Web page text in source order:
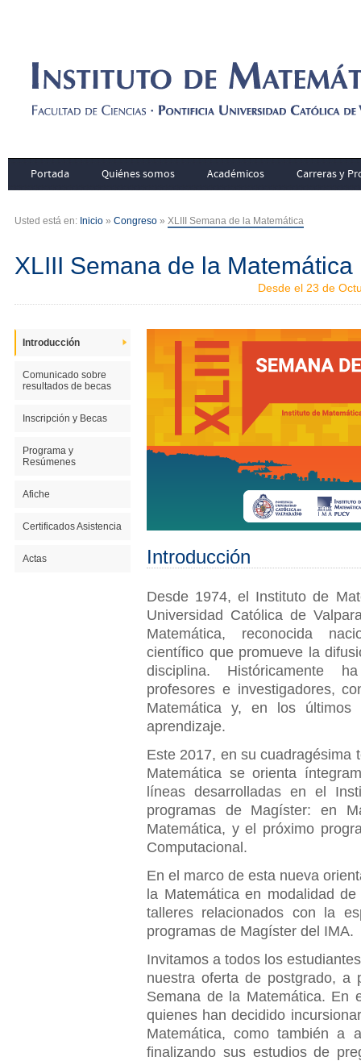
Portada Quiénes somos Académicos Carreras y
Usted está en: Inicio » Congreso » XLIII Semana de la Matemática
XLIII Semana de la Matemática
Desde el 23 de
Introducción
Comunicado sobre
resultados de becas
Inscripción y Becas
Programa y
Resúmenes
Afiche
Certificados Asistencia
Actas Introducción
Desde 1974, el Instituto de
Universidad Católica de
Matemática, reconocida
científico que promueve la
disciplina. Históricamente
profesores e investigadores,
Matemática y, en los
aprendizaje.
Este 2017, en su cuadragésima
Matemática se orienta
líneas desarrolladas en el
programas de Magíster: en
Matemática, y el próximo
Computacional.
En el marco de esta nueva
la Matemática en modalidad
talleres relacionados con la
programas de Magíster del IMA.
Invitamos a todos los
nuestra oferta de postgrado, a
Semana de la Matemática. En
quienes han decidido
Matemática, como también a
finalizando sus estudios de